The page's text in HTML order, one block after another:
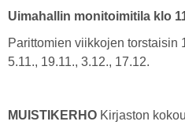
Uimahallin monitoimitila klo
Parittomien viikkojen torstaisin
5.11., 19.11., 3.12., 17.12.
MUISTIKERHO Kirjaston